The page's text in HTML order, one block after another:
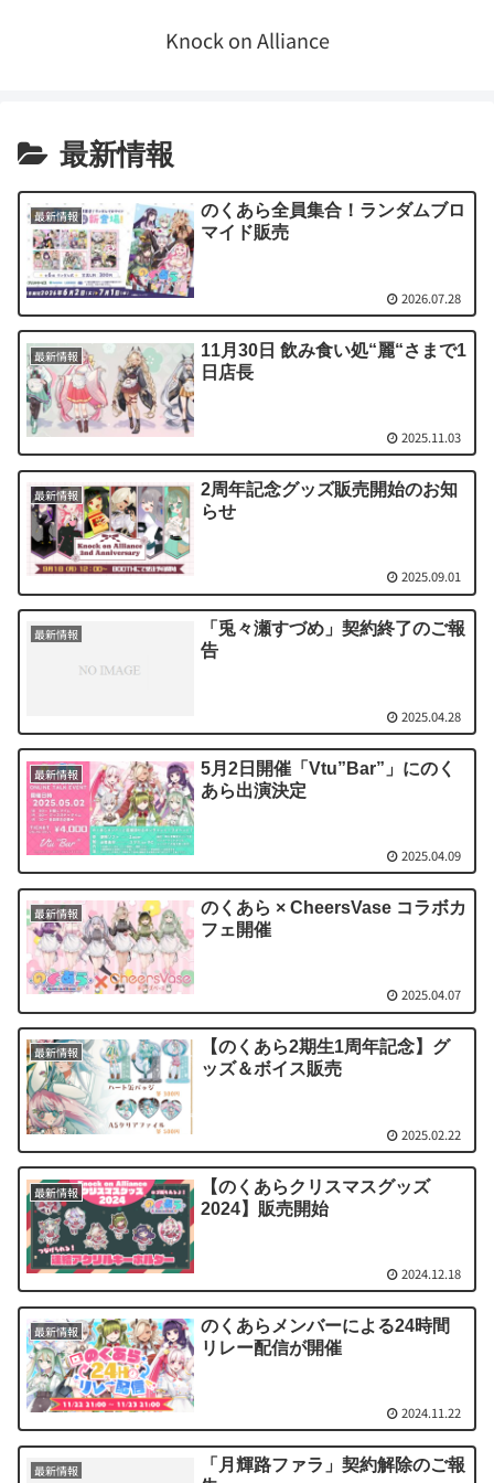
Knock on Alliance
最新情報
最新情報
のくあら全員集合！ランダムブロ
マイド販売
2026.07.28
最新情報
11月30日 飲み食い処“麗“さまで1
日店長
2025.11.03
最新情報
2周年記念グッズ販売開始のお知
らせ
2025.09.01
最新情報
「兎々瀬すづめ」契約終了のご報
告
2025.04.28
最新情報
5月2日開催「Vtu”Bar”」にのく
あら出演決定
2025.04.09
最新情報
のくあら × CheersVase コラボカ
フェ開催
2025.04.07
最新情報
【のくあら2期生1周年記念】グ
ッズ＆ボイス販売
2025.02.22
最新情報
【のくあらクリスマスグッズ
2024】販売開始
2024.12.18
最新情報
のくあらメンバーによる24時間
リレー配信が開催
2024.11.22
最新情報
「月輝路ファラ」契約解除のご報